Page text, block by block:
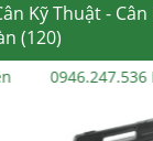
Kỹ Thuật -
(120)